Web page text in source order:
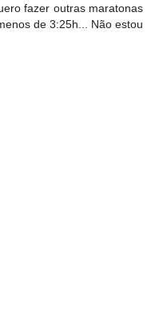
fazer outras maratonas
de 3:25h... Não estou